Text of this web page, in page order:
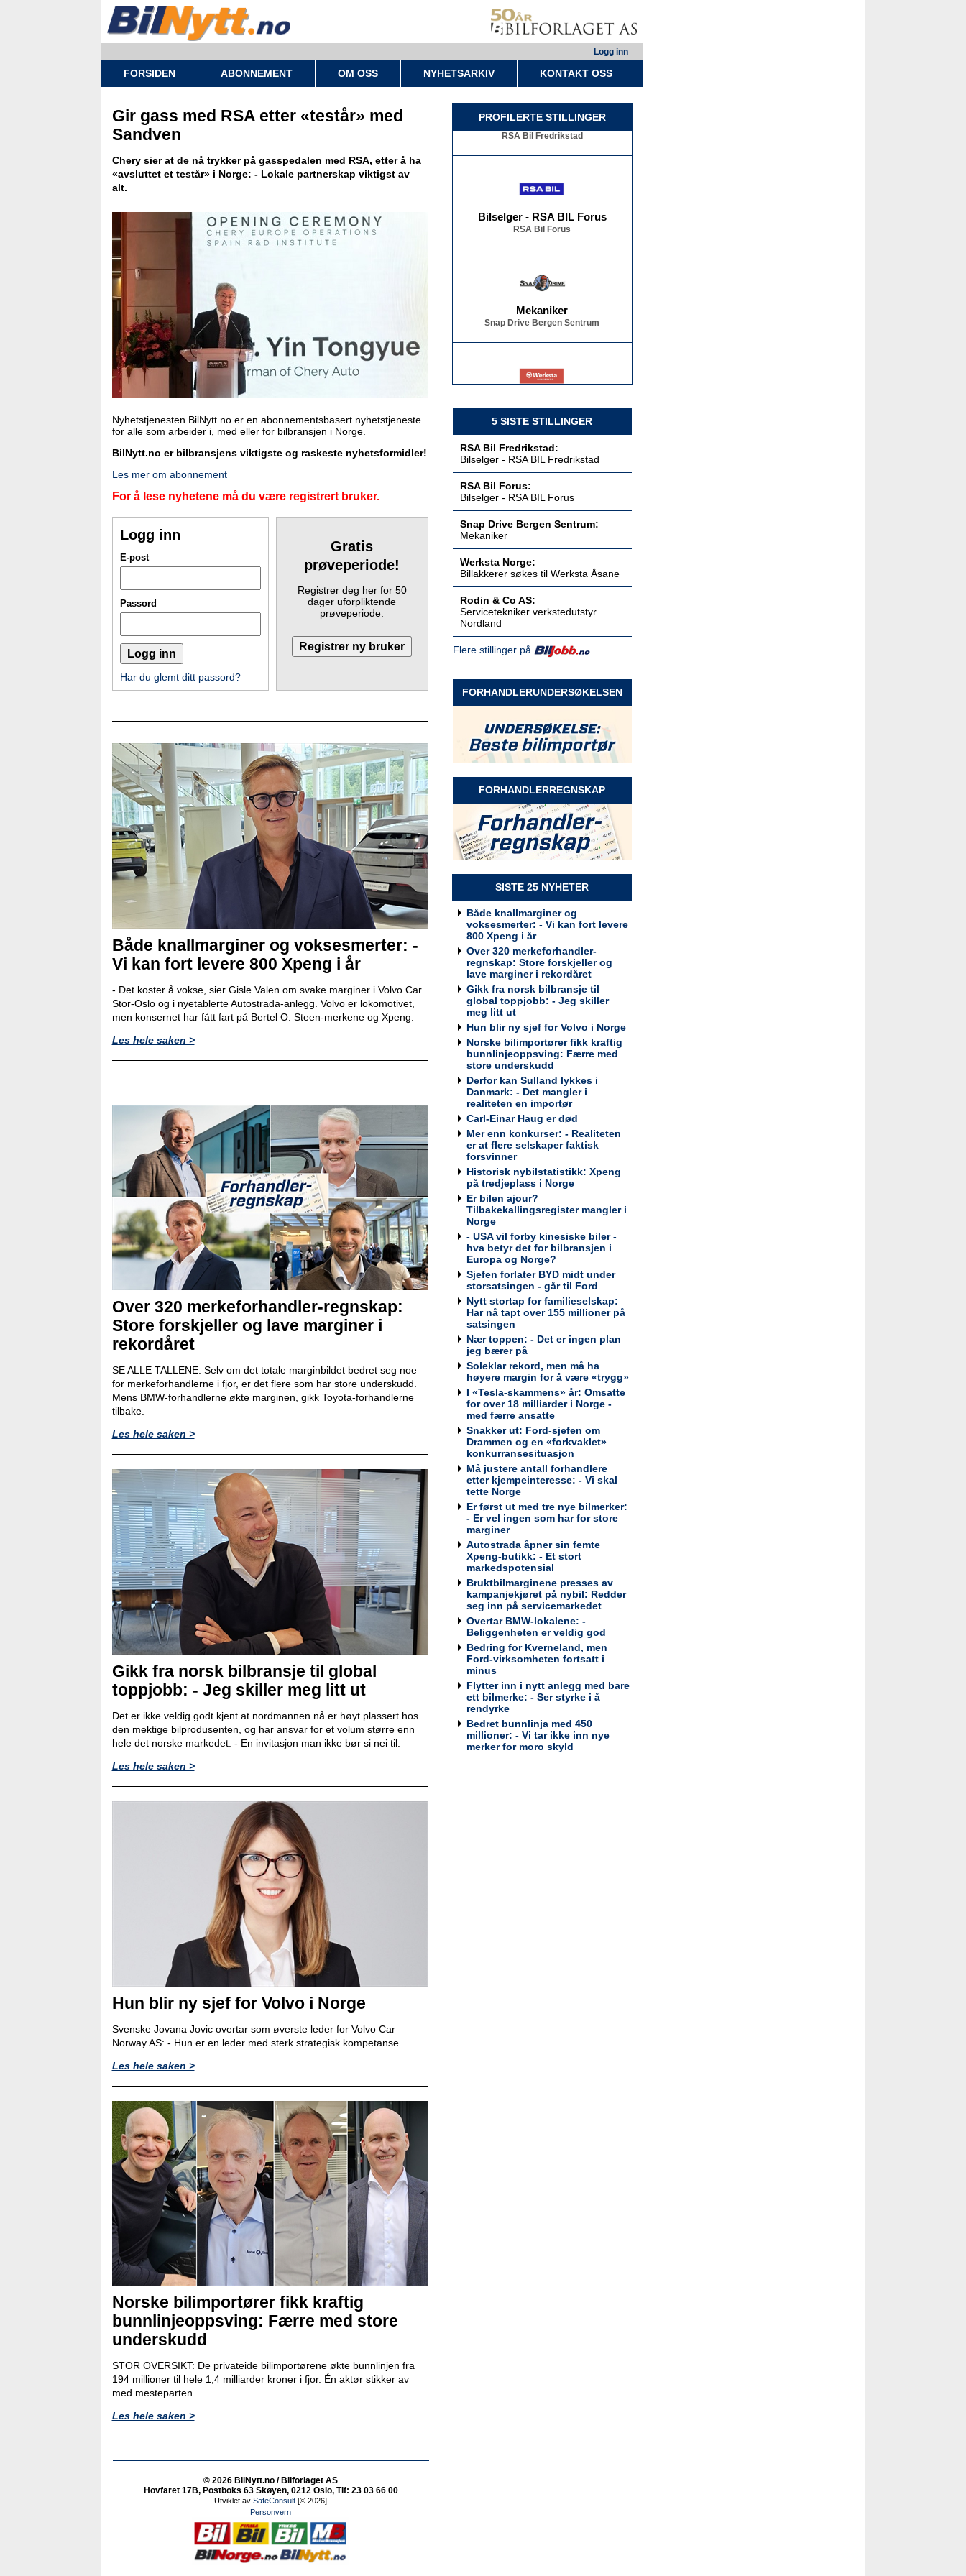
Logg inn
FORSIDEN ABONNEMENT OM OSS NYHETSARKIV KONTAKT OSS
Gir gass med RSA etter «testår» med
Sandven
Chery sier at de nå trykker på gasspedalen med RSA, etter å ha
«avsluttet et testår» i Norge: - Lokale partnerskap viktigst av
alt.
Nyhetstjenesten BilNytt.no er en abonnementsbasert nyhetstjeneste
for alle som arbeider i, med eller for bilbransjen i Norge.
BilNytt.no er bilbransjens viktigste og raskeste nyhetsformidler!
Les mer om abonnement
For å lese nyhetene må du være registrert bruker.
Logg inn
E-post
Passord
Har du glemt ditt passord?
Gratis
prøveperiode!
Registrer deg her for 50
dager uforpliktende
prøveperiode.
Både knallmarginer og voksesmerter: -
Vi kan fort levere 800 Xpeng i år
- Det koster å vokse, sier Gisle Valen om svake marginer i Volvo Car
Stor-Oslo og i nyetablerte Autostrada-anlegg. Volvo er lokomotivet,
men konsernet har fått fart på Bertel O. Steen-merkene og Xpeng.
Les hele saken >
Over 320 merkeforhandler-regnskap:
Store forskjeller og lave marginer i
rekordåret
SE ALLE TALLENE: Selv om det totale marginbildet bedret seg noe
for merkeforhandlerne i fjor, er det flere som har store underskudd.
Mens BMW-forhandlerne økte marginen, gikk Toyota-forhandlerne
tilbake.
Les hele saken >
Gikk fra norsk bilbransje til global
toppjobb: - Jeg skiller meg litt ut
Det er ikke veldig godt kjent at nordmannen nå er høyt plassert hos
den mektige bilprodusenten, og har ansvar for et volum større enn
hele det norske markedet. - En invitasjon man ikke bør si nei til.
Les hele saken >
Hun blir ny sjef for Volvo i Norge
Svenske Jovana Jovic overtar som øverste leder for Volvo Car
Norway AS: - Hun er en leder med sterk strategisk kompetanse.
Les hele saken >
Norske bilimportører fikk kraftig
bunnlinjeoppsving: Færre med store
underskudd
STOR OVERSIKT: De privateide bilimportørene økte bunnlinjen fra
194 millioner til hele 1,4 milliarder kroner i fjor. Én aktør stikker av
med mesteparten.
Les hele saken >
PROFILERTE STILLINGER
RSA Bil Fredrikstad
RSA Bil Forus
Snap Drive Bergen Sentrum
Nordland
Rodin & Co AS
Servicetekniker verkstedutstyr
Rodin & Co AS
Selger Innlandet
Rodin & Co AS
Selger kundeservice
Billakkerer søkes til Werksta
Grorud
Werksta Norge
Kundemottaker og Takserer for
Werksta Grorud
Werksta Norge
Salgssjef
Møller Bil Outlet Alnabru
Servicemarkedsleder
Sulland Lier
Teknisk kontrollør
Viking Kontroll AS
Avdelingsleder / Kundemottaker
Mekonomen Bilverksted, Arna
Bilmekaniker / Service Technician -
Haugesund
Tesla Norway AS
Bilmekaniker / Service Technician -
Bodø
Tesla Norway AS
Bilmekaniker / Service Technician -
Stavanger
5 SISTE STILLINGER
RSA Bil Fredrikstad:
Bilselger - RSA BIL Fredrikstad
RSA Bil Forus:
Bilselger - RSA BIL Forus
Snap Drive Bergen Sentrum:
Mekaniker
Werksta Norge:
Billakkerer søkes til Werksta Åsane
Rodin & Co AS:
Servicetekniker verkstedutstyr
Nordland
Flere stillinger på
FORHANDLERUNDERSØKELSEN
FORHANDLERREGNSKAP
SISTE 25 NYHETER
Både knallmarginer og
voksesmerter: - Vi kan fort levere
800 Xpeng i år
Over 320 merkeforhandler-
regnskap: Store forskjeller og
lave marginer i rekordåret
Gikk fra norsk bilbransje til
global toppjobb: - Jeg skiller
meg litt ut
Hun blir ny sjef for Volvo i Norge
Norske bilimportører fikk kraftig
bunnlinjeoppsving: Færre med
store underskudd
Derfor kan Sulland lykkes i
Danmark: - Det mangler i
realiteten en importør
Carl-Einar Haug er død
Mer enn konkurser: - Realiteten
er at flere selskaper faktisk
forsvinner
Historisk nybilstatistikk: Xpeng
på tredjeplass i Norge
Er bilen ajour?
Tilbakekallingsregister mangler i
Norge
- USA vil forby kinesiske biler -
hva betyr det for bilbransjen i
Europa og Norge?
Sjefen forlater BYD midt under
storsatsingen - går til Ford
Nytt stortap for familieselskap:
Har nå tapt over 155 millioner på
satsingen
Nær toppen: - Det er ingen plan
jeg bærer på
Soleklar rekord, men må ha
høyere margin for å være «trygg»
I «Tesla-skammens» år: Omsatte
for over 18 milliarder i Norge -
med færre ansatte
Snakker ut: Ford-sjefen om
Drammen og en «forkvaklet»
konkurransesituasjon
Må justere antall forhandlere
etter kjempeinteresse: - Vi skal
tette Norge
Er først ut med tre nye bilmerker:
- Er vel ingen som har for store
marginer
Autostrada åpner sin femte
Xpeng-butikk: - Et stort
markedspotensial
Bruktbilmarginene presses av
kampanjekjøret på nybil: Redder
seg inn på servicemarkedet
Overtar BMW-lokalene: -
Beliggenheten er veldig god
Bedring for Kverneland, men
Ford-virksomheten fortsatt i
minus
Flytter inn i nytt anlegg med bare
ett bilmerke: - Ser styrke i å
rendyrke
Bedret bunnlinja med 450
millioner: - Vi tar ikke inn nye
merker for moro skyld
© 2026 BilNytt.no / Bilforlaget AS
Hovfaret 17B, Postboks 63 Skøyen, 0212 Oslo, Tlf: 23 03 66 00
Utviklet av SafeConsult [© 2026]
Personvern